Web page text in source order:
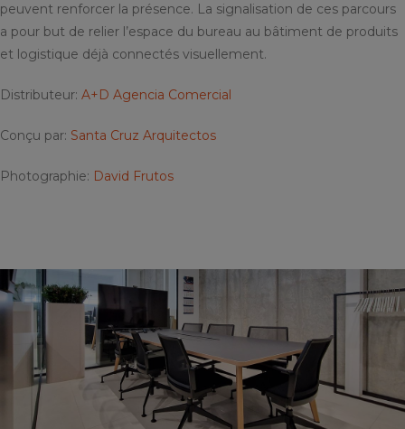
peuvent renforcer la présence. La signalisation de ces parcours
a pour but de relier l’espace du bureau au bâtiment de produits
et logistique déjà connectés visuellement.
Distributeur: A+D Agencia Comercial
Conçu par: Santa Cruz Arquitectos
Photographie: David Frutos